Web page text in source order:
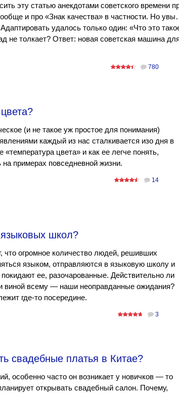
эту статью анекдотами советского времени
и про «Знак качества» в частности. Но
удалось только один: «Что это
не толкает? Ответ: новая советская машина
780
(и не такое уж простое для понимания)
каждый из нас сталкивается изо дня в
«температура цвета» и как ее легче понять,
на примерах повседневной жизни.
14
языковых школ?
что огромное количество людей, решивших
языком, отправляются в языковую школу и
ее, разочарованные. Действительно ли
виной всему — наши неоправданные ожидания?
где-то посередине.
3
свадебные платья в Китае?
особенно часто он возникает у новичков — то
открывать свадебный салон. Почему,